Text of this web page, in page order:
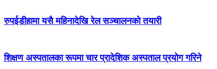
रुपईडीहामा यसै महिनादेखि रेल सञ्चालनको तयारी
शिक्षण अस्पतालका रूपमा चार प्रादेशिक अस्पताल प्रयोग गरिने